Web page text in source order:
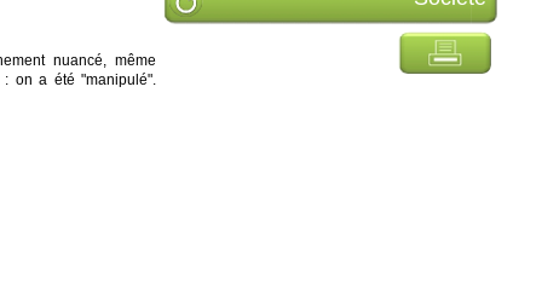
nuancé, même
on a été "manipulé".